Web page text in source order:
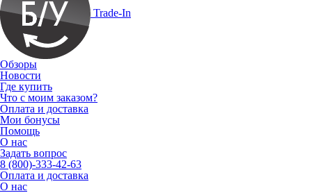
Trade-In
Обзоры
Новости
Где купить
Что с моим заказом?
Оплата и доставка
Мои бонусы
Помощь
О нас
Задать вопрос
8 (800)-333-42-63
Оплата и доставка
О нас